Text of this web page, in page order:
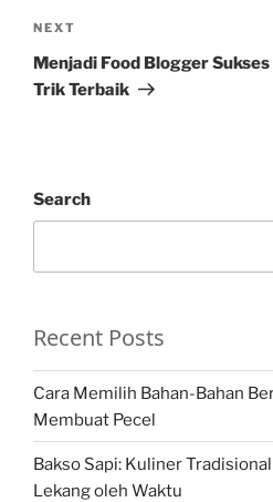
Next
Post
NEXT
Menjadi Food Blogger
Trik Terbaik
Search
Recent Posts
Cara Memilih Bahan-Bahan
Membuat Pecel
Bakso Sapi: Kuliner
Lekang oleh Waktu